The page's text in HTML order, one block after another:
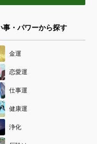
事・パワーから探す
金運
恋愛運
仕事運
健康運
浄化